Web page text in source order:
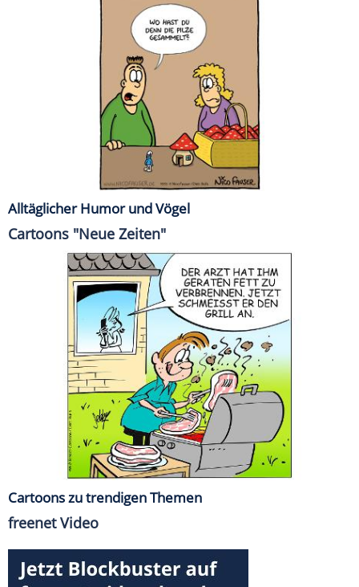
Alltäglicher Humor und Vögel
Cartoons "Neue Zeiten"
Cartoons zu trendigen Themen
freenet Video